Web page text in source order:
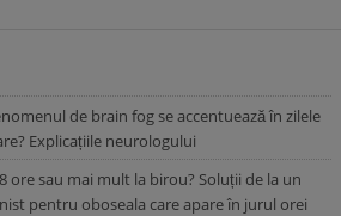
de brain fog se accentuează în zilele
Explicațiile neurologului
ore sau mai mult la birou? Soluții de la un
pentru oboseala care apare în jurul orei